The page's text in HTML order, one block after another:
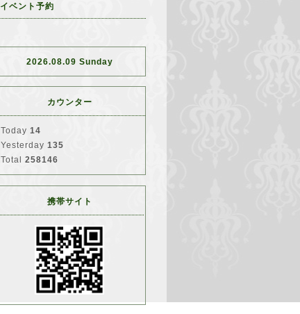
イベント予約
2026.08.09 Sunday
カウンター
Today 14
Yesterday 135
Total 258146
携帯サイト